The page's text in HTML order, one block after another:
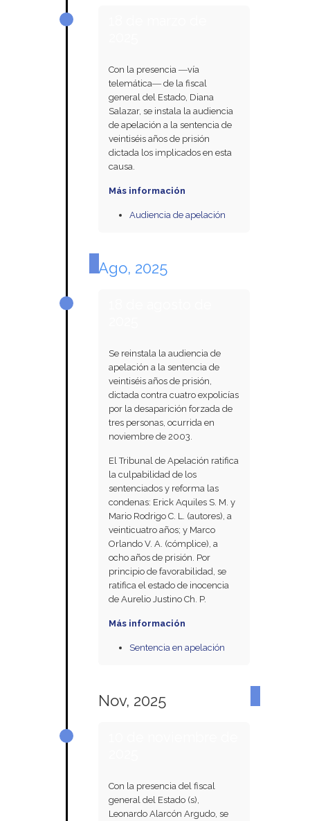
Con la presencia ―vía
telemática― de la fiscal
general del Estado, Diana
Salazar, se instala la audiencia
de apelación a la sentencia de
veintiséis años de prisión
dictada los implicados en esta
causa.
Más información
Audiencia de apelación
Ago, 2025
Se reinstala la audiencia de
apelación a la sentencia de
veintiséis años de prisión,
dictada contra cuatro expolicías
por la desaparición forzada de
tres personas, ocurrida en
noviembre de 2003.
El Tribunal de Apelación ratifica
la culpabilidad de los
sentenciados y reforma las
condenas: Erick Aquiles S. M. y
Mario Rodrigo C. L. (autores), a
veinticuatro años; y Marco
Orlando V. A. (cómplice), a
ocho años de prisión. Por
principio de favorabilidad, se
ratifica el estado de inocencia
de Aurelio Justino Ch. P.
Más información
Sentencia en apelación
Nov, 2025
Con la presencia del fiscal
general del Estado (s),
Leonardo Alarcón Argudo, se